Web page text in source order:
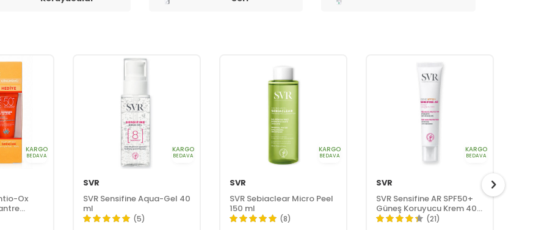
KARGO
BEDAVA
Ox
KARGO
BEDAVA
SVR
SVR Sensifine Aqua-Gel 40
ml
(5)
KARGO
BEDAVA
SVR
SVR Sebiaclear Micro Peel
150 ml
(8)
KARGO
BEDAVA
SVR
SVR Sensifine AR SPF50+
Güneş Koruyucu Krem 40
ml
(21)